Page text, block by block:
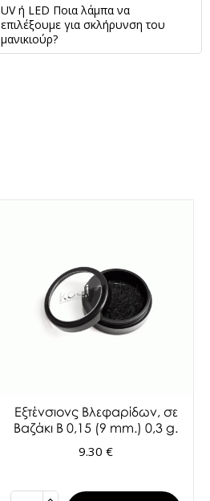
UV ή LED Ποια λάμπα να
επιλέξουμε για σκλήρυνση του
μανικιούρ?
Εξτένσιονς Βλεφαρίδων, σε
Βαζάκι Β 0,15 (9 mm.) 0,3 g.
9.30 €